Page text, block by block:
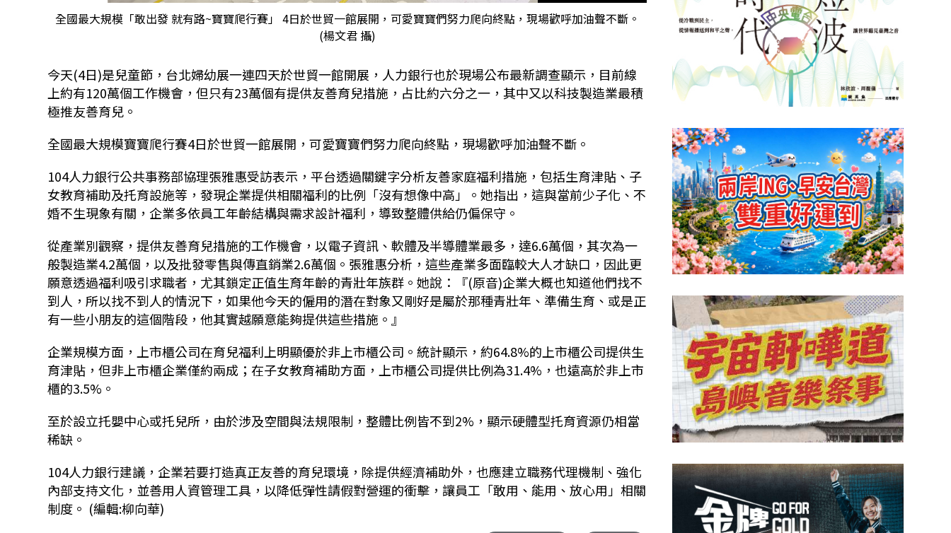
全國最大規模「敢出發 就有路~寶寶爬行賽」 4日於世貿一館展開，可愛寶寶們努力爬向終點，現場歡呼加油聲不斷。
(楊文君 攝)
今天(4日)是兒童節，台北婦幼展一連四天於世貿一館開展，人力銀行也於現場公布最新調查顯示，目前線
上約有120萬個工作機會，但只有23萬個有提供友善育兒措施，占比約六分之一，其中又以科技製造業最積
極推友善育兒。
全國最大規模寶寶爬行賽4日於世貿一館展開，可愛寶寶們努力爬向終點，現場歡呼加油聲不斷。
104人力銀行公共事務部協理張雅惠受訪表示，平台透過關鍵字分析友善家庭福利措施，包括生育津貼、子
女教育補助及托育設施等，發現企業提供相關福利的比例「沒有想像中高」。她指出，這與當前少子化、不
婚不生現象有關，企業多依員工年齡結構與需求設計福利，導致整體供給仍偏保守。
從產業別觀察，提供友善育兒措施的工作機會，以電子資訊、軟體及半導體業最多，達6.6萬個，其次為一
般製造業4.2萬個，以及批發零售與傳直銷業2.6萬個。張雅惠分析，這些產業多面臨較大人才缺口，因此更
願意透過福利吸引求職者，尤其鎖定正值生育年齡的青壯年族群。她說：『(原音)企業大概也知道他們找不
到人，所以找不到人的情況下，如果他今天的僱用的潛在對象又剛好是屬於那種青壯年、準備生育、或是正
有一些小朋友的這個階段，他其實越願意能夠提供這些措施。』
企業規模方面，上市櫃公司在育兒福利上明顯優於非上市櫃公司。統計顯示，約64.8%的上市櫃公司提供生
育津貼，但非上市櫃企業僅約兩成；在子女教育補助方面，上市櫃公司提供比例為31.4% ，也遠高於非上市
櫃的3.5% 。
至於設立托嬰中心或托兒所，由於涉及空間與法規限制，整體比例皆不到2% ，顯示硬體型托育資源仍相當
稀缺。
104人力銀行建議，企業若要打造真正友善的育兒環境，除提供經濟補助外，也應建立職務代理機制、強化
內部支持文化，並善用人資管理工具，以降低彈性請假對營運的衝擊，讓員工「敢用、能用、放心用」相關
制度。 (編輯:柳向華)